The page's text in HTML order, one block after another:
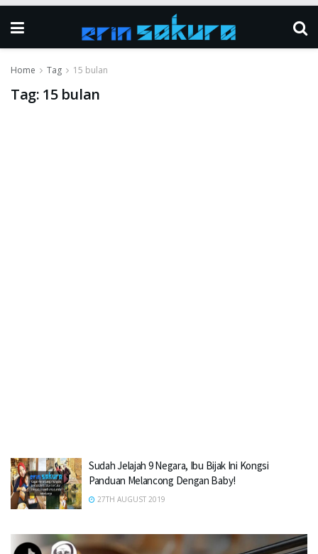
Home Tag 15 bulan
Tag: 15 bulan
Sudah Jelajah 9 Negara, Ibu Bijak Ini Kongsi
Panduan Melancong Dengan Baby!
27TH AUGUST 2019